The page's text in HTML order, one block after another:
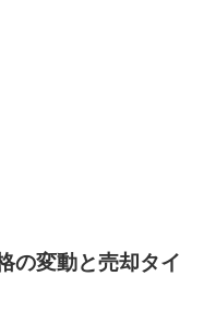
の変動と売却タイ